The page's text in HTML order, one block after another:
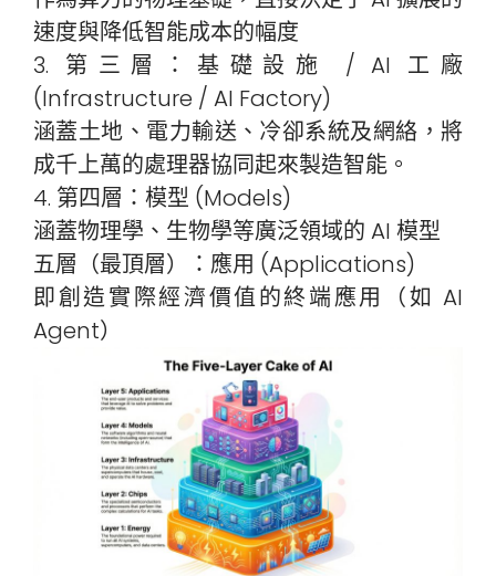
速度與降低智能成本的幅度
3. 第三層：基礎設施 / AI 工廠
(Infrastructure / AI Factory)
涵蓋土地、電力輸送、冷卻系統及網絡，將
成千上萬的處理器協同起來製造智能。
4. 第四層：模型 (Models)
涵蓋物理學、生物學等廣泛領域的 AI 模型
五層（最頂層）：應用 (Applications)
即創造實際經濟價值的終端應用（如 AI
Agent）